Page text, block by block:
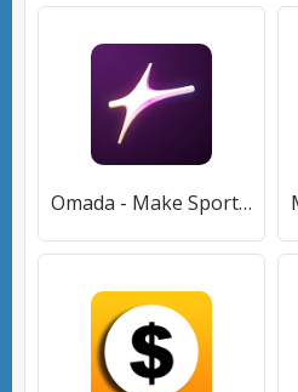
Omada - Make Sport Social (Омада) [МОД Premium] APK Android